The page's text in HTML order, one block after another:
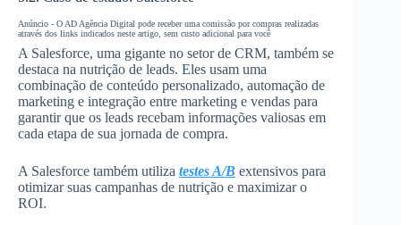
Anúncio - O AD Agência Digital pode receber uma comissão por compras realizadas
através dos links indicados neste artigo, sem custo adicional para você
A Salesforce, uma gigante no setor de CRM, também se
destaca na nutrição de leads. Eles usam uma
combinação de conteúdo personalizado, automação de
marketing e integração entre marketing e vendas para
garantir que os leads recebam informações valiosas em
cada etapa de sua jornada de compra.
A Salesforce também utiliza testes A/B extensivos para
otimizar suas campanhas de nutrição e maximizar o
ROI.